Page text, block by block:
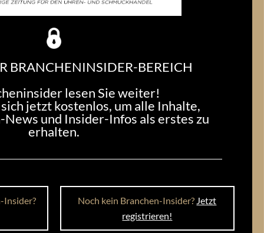
AUF GEHT'S!
Vor Humphrey
Thema
MAXIMILIAN LAIMER:
international renommierten
Marken